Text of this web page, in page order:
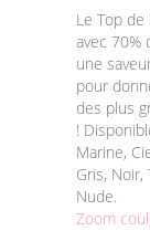
Le Top de
avec 70%
une
pour
des plus
!
Marine,
Gris, Noir,
Nude.
Zoom